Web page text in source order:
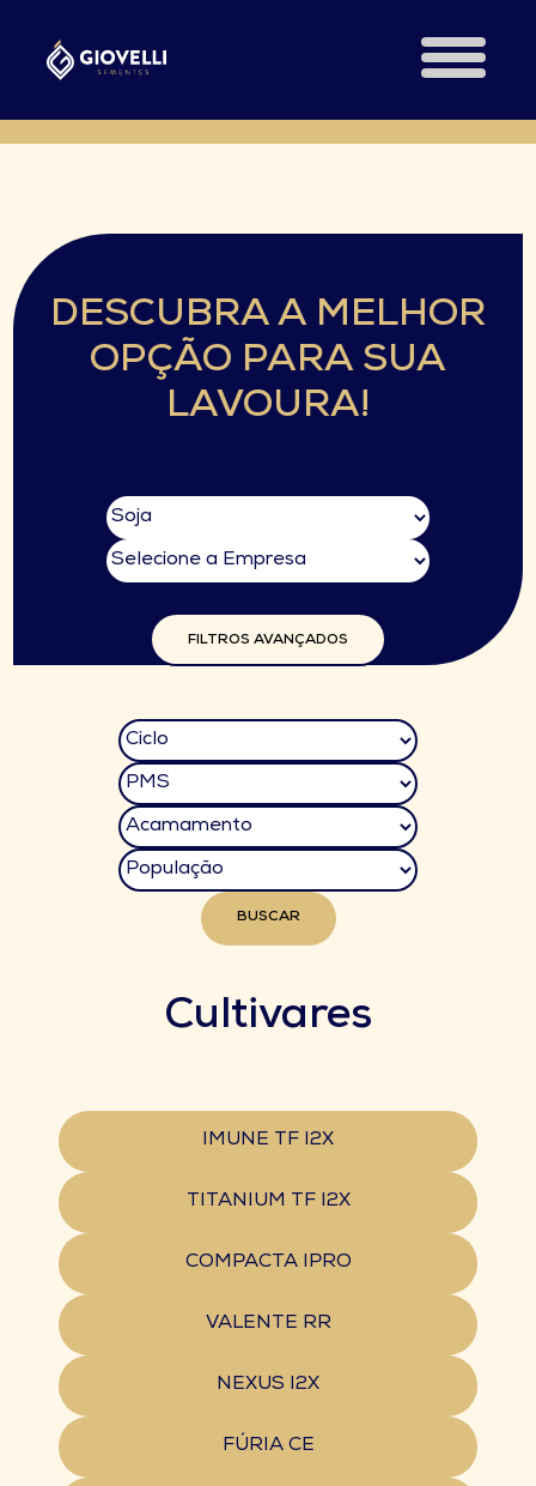
DESCUBRA A MELHOR
OPÇÃO PARA SUA
LAVOURA!
FILTROS AVANÇADOS
BUSCAR
Cultivares
IMUNE TF I2X
TITANIUM TF I2X
COMPACTA IPRO
VALENTE RR
NEXUS I2X
FÚRIA CE